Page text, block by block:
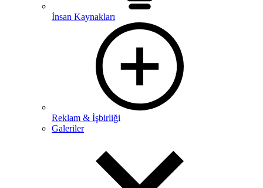
İnsan Kaynakları
Reklam & İşbirliği
Galeriler